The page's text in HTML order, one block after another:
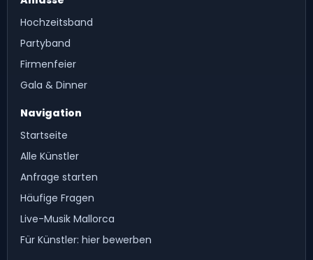
Hochzeitsband
Partyband
Firmenfeier
Gala & Dinner
Navigation
Startseite
Alle Künstler
Anfrage starten
Häufige Fragen
Live-Musik Mallorca
Für Künstler: hier bewerben